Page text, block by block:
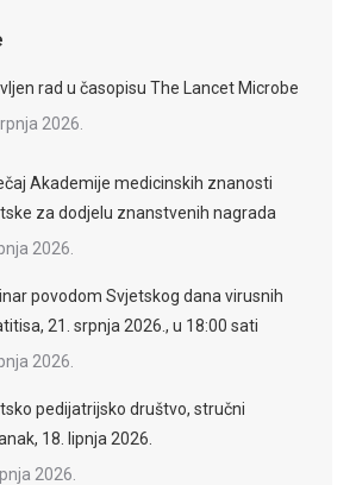
rad u časopisu The Lancet Microbe
2026.
Akademije medicinskih znanosti
za dodjelu znanstvenih nagrada
2026.
povodom Svjetskog dana virusnih
21. srpnja 2026., u 18:00 sati
2026.
pedijatrijsko društvo, stručni
18. lipnja 2026.
2026.